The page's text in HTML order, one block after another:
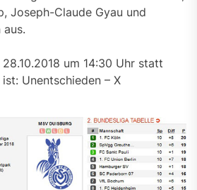
Joseph-Claude Gyau und
aus.
um 14:30 Uhr statt
Unentschieden – X